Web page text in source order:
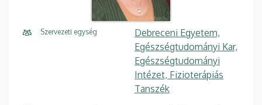
Szervezeti egység
Debreceni Egyetem,
Egészségtudományi Kar,
Egészségtudományi
Intézet, Fizioterápiás
Tanszék